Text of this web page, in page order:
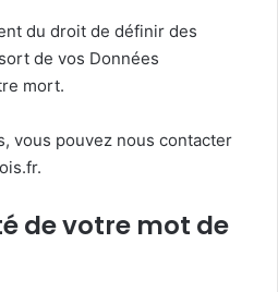
du droit de définir des
de vos Données
mort.
vous pouvez nous contacter
de votre mot de